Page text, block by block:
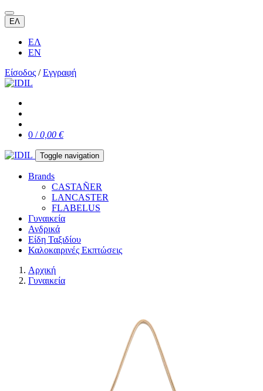
ΕΛ
ΕΛ
EN
Είσοδος /Εγγραφή
0 /0,00 €
Toggle navigation
Brands
CASTAÑER
LANCASTER
FLABELUS
Γυναικεία
Ανδρικά
Είδη Ταξιδίου
Καλοκαιρινές Εκπτώσεις
Αρχική
Γυναικεία